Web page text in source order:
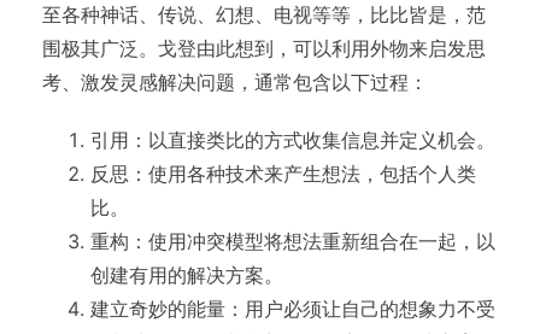
至各种神话、传说、幻想、电视等等，比比皆是，范
围极其广泛。戈登由此想到，可以利用外物来启发思
考、激发灵感解决问题，通常包含以下过程：
引用：以直接类比的方式收集信息并定义机会。
反思：使用各种技术来产生想法，包括个人类
比。
重构：使用冲突模型将想法重新组合在一起，以
创建有用的解决方案。
建立奇妙的能量：用户必须让自己的想象力不受